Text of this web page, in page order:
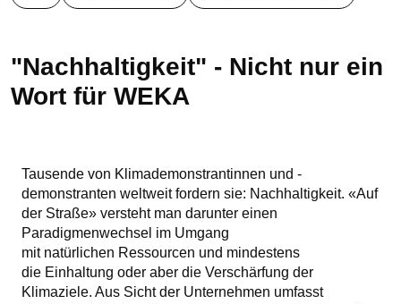
"Nachhaltigkeit" - Nicht nur ein
Wort für WEKA
Tausende von Klimademonstrantinnen und -
demonstranten weltweit fordern sie: Nachhaltigkeit. «Auf
der Straße» versteht man darunter einen
Paradigmenwechsel im Umgang
mit natürlichen Ressourcen und mindestens
die Einhaltung oder aber die Verschärfung der
Klimaziele. Aus Sicht der Unternehmen umfasst